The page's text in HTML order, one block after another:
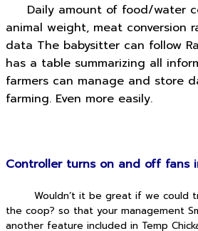
Daily amount of food/water
animal weight, meat conversion
data The babysitter can follow
has a table summarizing all
farmers can manage and store
farming. Even more easily.
Controller turns on and off fans
Wouldn’t it be great if we could
the coop? so that your management
another feature included in Temp